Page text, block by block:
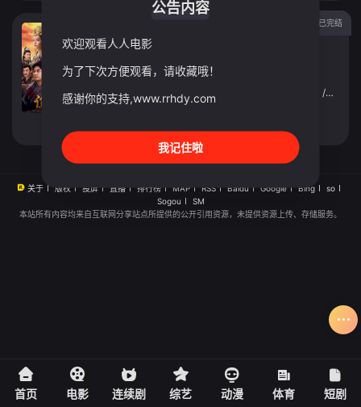
已完结
导演：陈健
主演：叶璇 任重 / 李肖宁
关于 版权 投屏 直播 排行榜 MAP RSS Baidu Google Bing
so
Sogou
SM
本站所有内容均来自互联网分享站点所提供的公开引用资源，未提供资源上传、存储服务。
首页 电影 连续剧 综艺 动漫 体育 短剧
公告内容
欢迎观看人人电影
为了下次方便观看，请收藏哦！
感谢你的支持,www.rrhdy.com
我记住啦